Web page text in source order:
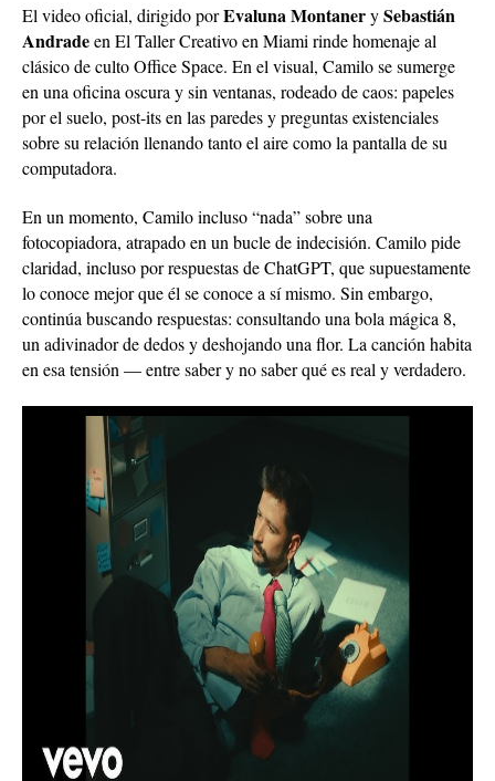
El video oficial, dirigido porEvaluna MontanerySebastián
Andradeen El Taller Creativo en Miami rinde homenaje al
clásico de culto Office Space. En el visual, Camilo se sumerge
en una oficina oscura y sin ventanas, rodeado de caos: papeles
por el suelo, post-its en las paredes y preguntas existenciales
sobre su relación llenando tanto el aire como la pantalla de su
computadora.
En un momento, Camilo incluso “nada” sobre una
fotocopiadora, atrapado en un bucle de indecisión. Camilo pide
claridad, incluso por respuestas de ChatGPT, que supuestamente
lo conoce mejor que él se conoce a sí mismo. Sin embargo,
continúa buscando respuestas: consultando una bola mágica 8,
un adivinador de dedos y deshojando una flor. La canción habita
en esa tensión — entre saber y no saber qué es real y verdadero.